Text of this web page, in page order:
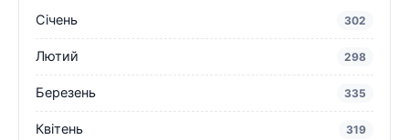
Січень 302
Лютий 298
Березень 335
Квітень 319